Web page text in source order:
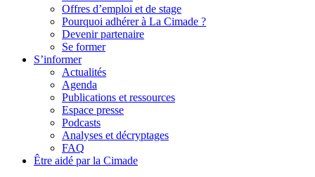
Offres d’emploi et de stage
Pourquoi adhérer à La Cimade ?
Devenir partenaire
Se former
S’informer
Actualités
Agenda
Publications et ressources
Espace presse
Podcasts
Analyses et décryptages
FAQ
Être aidé par la Cimade